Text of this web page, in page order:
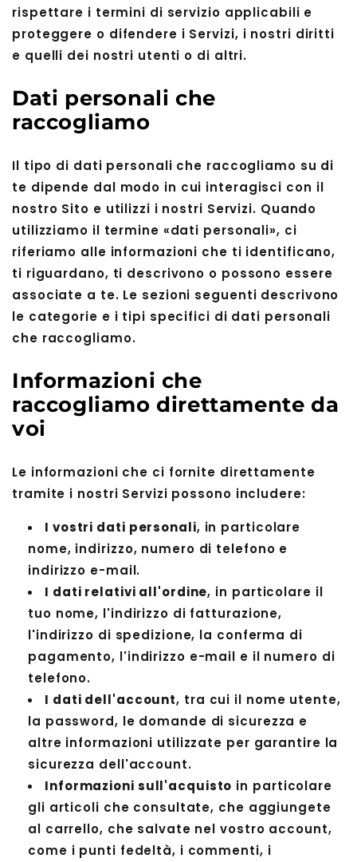
rispettare i termini di servizio applicabili e
proteggere o difendere i Servizi, i nostri diritti
e quelli dei nostri utenti o di altri.
Dati personali che
raccogliamo
Il tipo di dati personali che raccogliamo su di
te dipende dal modo in cui interagisci con il
nostro Sito e utilizzi i nostri Servizi. Quando
utilizziamo il termine «dati personali», ci
riferiamo alle informazioni che ti identificano,
ti riguardano, ti descrivono o possono essere
associate a te. Le sezioni seguenti descrivono
le categorie e i tipi specifici di dati personali
che raccogliamo.
Informazioni che
raccogliamo direttamente da
voi
Le informazioni che ci fornite direttamente
tramite i nostri Servizi possono includere:
I vostri dati personali, in particolare
nome, indirizzo, numero di telefono e
indirizzo e-mail.
I dati relativi all'ordine, in particolare il
tuo nome, l'indirizzo di fatturazione,
l'indirizzo di spedizione, la conferma di
pagamento, l'indirizzo e-mail e il numero di
telefono.
I dati dell'account, tra cui il nome utente,
la password, le domande di sicurezza e
altre informazioni utilizzate per garantire la
sicurezza dell'account.
Informazioni sull'acquisto in particolare
gli articoli che consultate, che aggiungete
al carrello, che salvate nel vostro account,
come i punti fedeltà, i commenti, i